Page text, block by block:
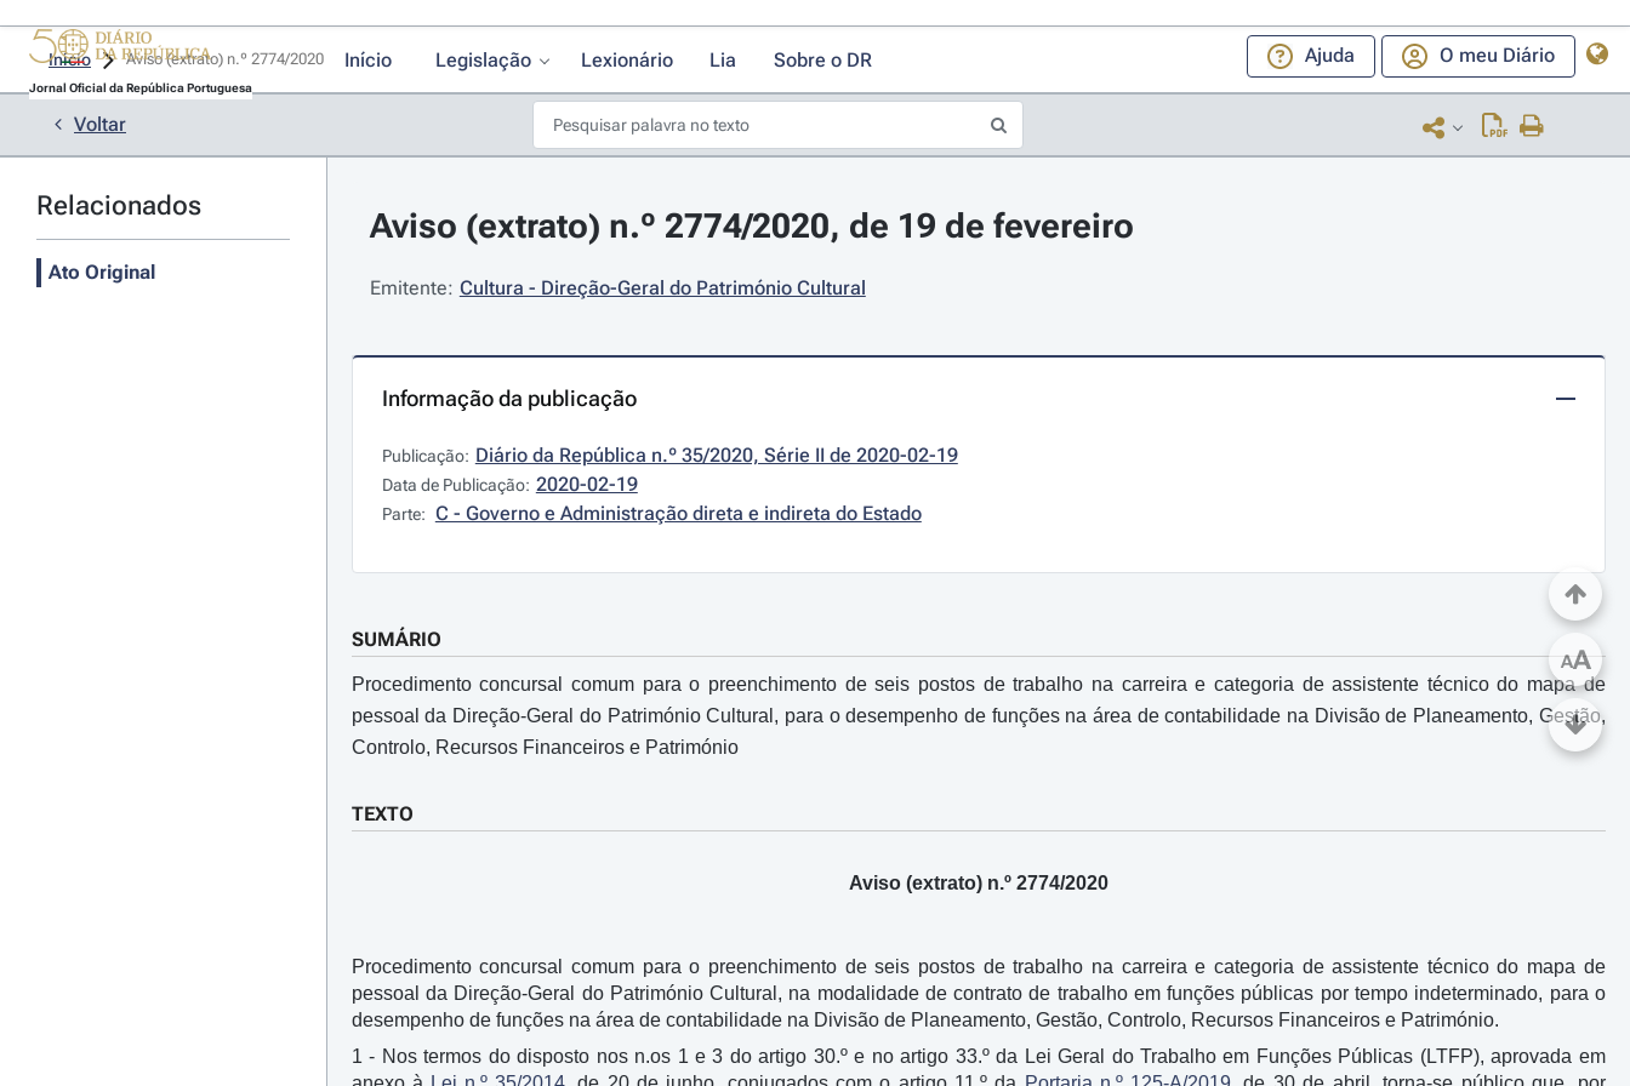
Jornal Oficial da República Portuguesa
Início Legislação Lexionário Lia Sobre o DR Ajuda O meu Diário
Início
Voltar
Relacionados
Ato Original
Aviso (extrato) n.º 2774/2020, de 19 de fevereiro
Emitente: Cultura - Direção-Geral do Património Cultural
Informação da publicação
Publicação: Diário da República n.º 35/2020, Série II de 2020-02-19
Data de Publicação: 2020-02-19
Parte: C - Governo e Administração direta e indireta do Estado
SUMÁRIO
Procedimento concursal comum para o preenchimento de seis postos de trabalho na carreira e categoria de assistente técnico do mapa de
pessoal da Direção-Geral do Património Cultural, para o desempenho de funções na área de contabilidade na Divisão de Planeamento, Gestão,
Controlo, Recursos Financeiros e Património
TEXTO
Aviso (extrato) n.º 2774/2020
Procedimento concursal comum para o preenchimento de seis postos de trabalho na carreira e categoria de assistente técnico do mapa de
pessoal da Direção-Geral do Património Cultural, na modalidade de contrato de trabalho em funções públicas por tempo indeterminado, para o
desempenho de funções na área de contabilidade na Divisão de Planeamento, Gestão, Controlo, Recursos Financeiros e Património.
1 - Nos termos do disposto nos n.os 1 e 3 do artigo 30.º e no artigo 33.º da Lei Geral do Trabalho em Funções Públicas (LTFP), aprovada em
AA